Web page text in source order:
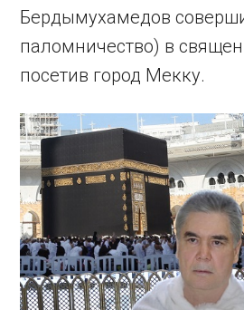
Бердымухамедов
паломничество) в
посетив город Мекку.